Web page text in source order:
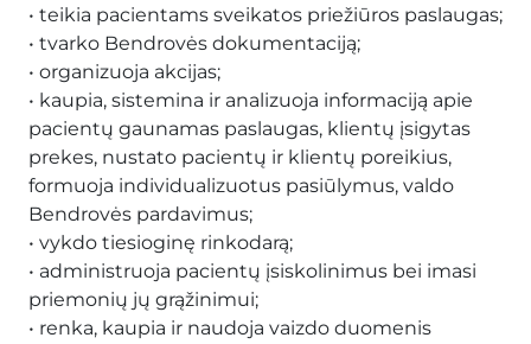
• teikia pacientams sveikatos priežiūros paslaugas;
• tvarko Bendrovės dokumentaciją;
• organizuoja akcijas;
• kaupia, sistemina ir analizuoja informaciją apie
pacientų gaunamas paslaugas, klientų įsigytas
prekes, nustato pacientų ir klientų poreikius,
formuoja individualizuotus pasiūlymus, valdo
Bendrovės pardavimus;
• vykdo tiesioginę rinkodarą;
• administruoja pacientų įsiskolinimus bei imasi
priemonių jų grąžinimui;
• renka, kaupia ir naudoja vaizdo duomenis